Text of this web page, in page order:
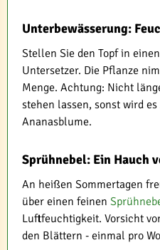
Unterbewässerung:
Stellen Sie den Topf in
Untersetzer. Die Pflanze
Menge. Achtung: Nicht
stehen lassen, sonst wird
Ananasblume.
Sprühnebel: Ein Hauch
An heißen Sommertagen
über einen feinen
Luftfeuchtigkeit. Vorsicht
den Blättern - einmal pro